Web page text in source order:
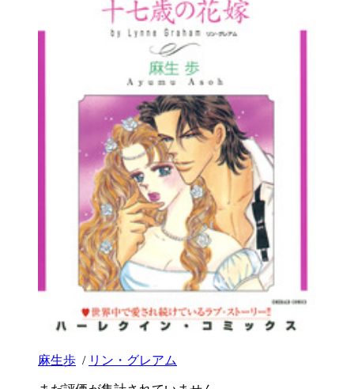
麻生歩 / リン・グレアム